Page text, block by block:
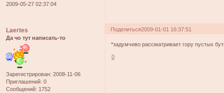
2009-05-27 02:37:04
Поделиться2009-01-01 16:37:51
Laertes
Да чо тут написать-то
Зарегистрирован: 2008-11-06
Приглашений: 0
Сообщений: 1752
*задумчиво рассматривает гору пустых
0